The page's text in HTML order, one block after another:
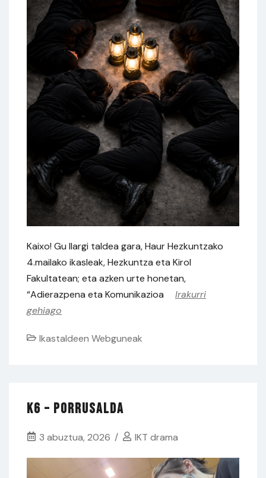
Kaixo! Gu Ilargi taldea gara, Haur Hezkuntzako
4.mailako ikasleak, Hezkuntza eta Kirol
Fakultatean; eta azken urte honetan,
“Adierazpena eta Komunikazioa
Irakurri
gehiago
Ikastaldeen Webguneak
K6 – Porrusalda
3 abuztua, 2026 IKT drama